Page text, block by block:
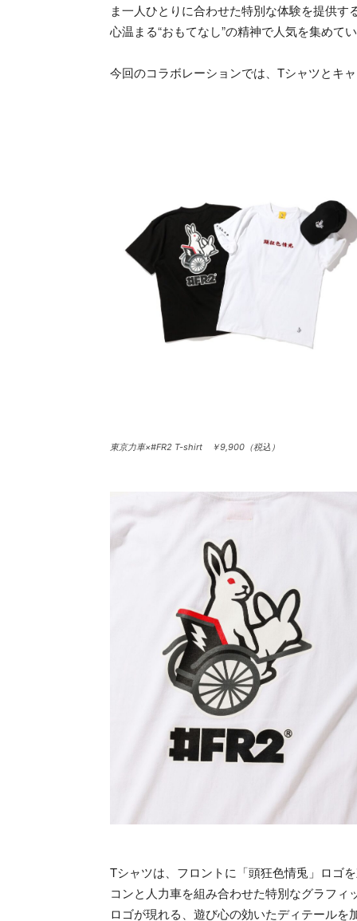
ま一人ひとりに合わせた特別な体験を提供
心温まる“おもてなし”の精神で人気を集めて
今回のコラボレーションでは、Tシャツとキ
東京力車×#FR2 T-shirt ￥9,900（税込）
Tシャツは、フロントに「頭狂色情兎」ロゴ
コンと人力車を組み合わせた特別なグラフ
ロゴが現れる、遊び心の効いたディテール